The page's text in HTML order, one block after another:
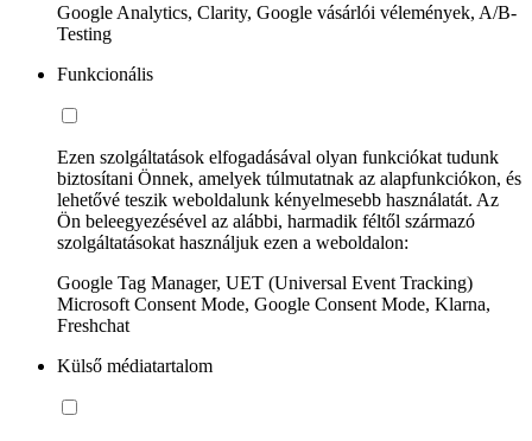
Google Analytics, Clarity, Google vásárlói vélemények, A/B-
Testing
Funkcionális
Ezen szolgáltatások elfogadásával olyan funkciókat tudunk
biztosítani Önnek, amelyek túlmutatnak az alapfunkciókon, és
lehetővé teszik weboldalunk kényelmesebb használatát. Az
Ön beleegyezésével az alábbi, harmadik féltől származó
szolgáltatásokat használjuk ezen a weboldalon:
Google Tag Manager, UET (Universal Event Tracking)
Microsoft Consent Mode, Google Consent Mode, Klarna,
Freshchat
Külső médiatartalom